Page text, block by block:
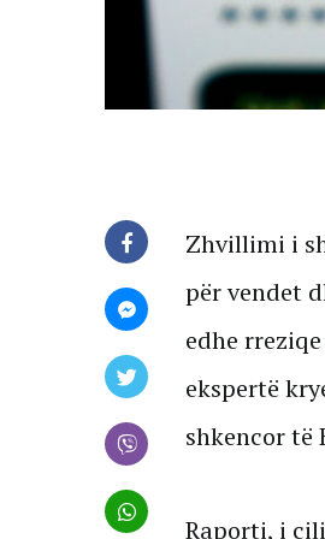
Zhvillimi i
për vendet
edhe
ekspertë
shkencor të
Raporti, i